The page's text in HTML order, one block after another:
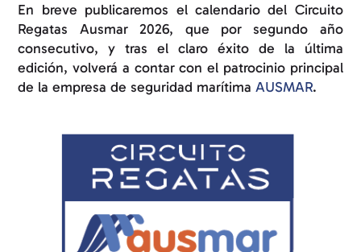
En breve publicaremos el calendario del Circuito
Regatas Ausmar 2026, que por segundo año
consecutivo, y tras el claro éxito de la última
edición, volverá a contar con el patrocinio principal
de la empresa de seguridad marítimaAUSMAR.